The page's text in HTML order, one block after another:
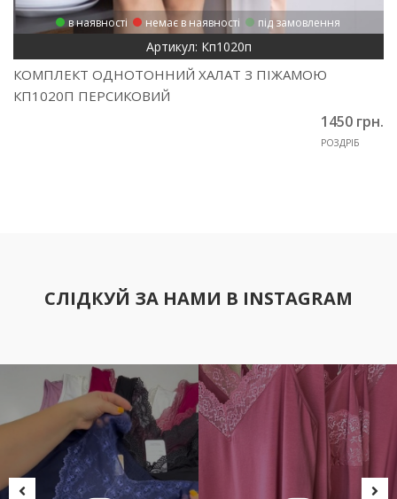
в наявності немає в наявності під замовлення
Артикул: Кп1020п
КОМПЛЕКТ ОДНОТОННИЙ ХАЛАТ З ПІЖАМОЮ
КП1020П ПЕРСИКОВИЙ
1450 грн.
РОЗДРІБ
СЛІДКУЙ ЗА НАМИ В INSTAGRAM